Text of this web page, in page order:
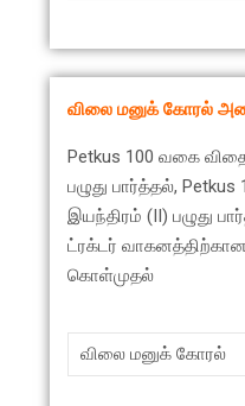
விலை மனுக் கோரல்
Petkus 100 வகை
பழுது பார்த்தல்,
இயந்திரம் (II) பழுது
ட்ரக்டர் வாகனத்திற்கான
கொள்முதல்
விலை மனுக் கோரல்